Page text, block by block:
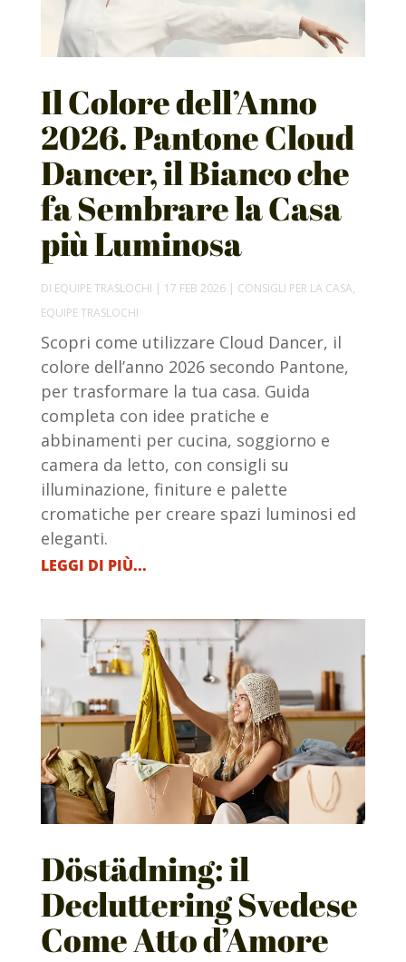
Il Colore dell’Anno
2026. Pantone Cloud
Dancer, il Bianco che
fa Sembrare la Casa
più Luminosa
DI EQUIPE TRASLOCHI | 17 FEB 2026| CONSIGLI PER LA CASA,
EQUIPE TRASLOCHI
Scopri come utilizzare Cloud Dancer, il
colore dell’anno 2026 secondo Pantone,
per trasformare la tua casa. Guida
completa con idee pratiche e
abbinamenti per cucina, soggiorno e
camera da letto, con consigli su
illuminazione, finiture e palette
cromatiche per creare spazi luminosi ed
eleganti.
LEGGI DI PIÙ...
Döstädning: il
Decluttering Svedese
Come Atto d’Amore